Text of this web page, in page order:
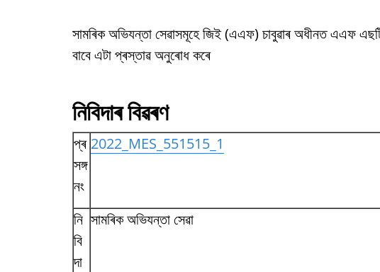
সামৰিক অভিযন্তা সেৱাসমূহে জিই (এএফ) চাবুৱাৰ অধীনত এএফ
বাবে এটা প্ৰস্তাৱ অনুৰোধ কৰে
নিবিদাৰ বিৱৰণ
প্ৰ
সঙ্গ
নং
2022_MES_551515_1
নি
বি
দা
সামৰিক অভিযন্তা সেৱা